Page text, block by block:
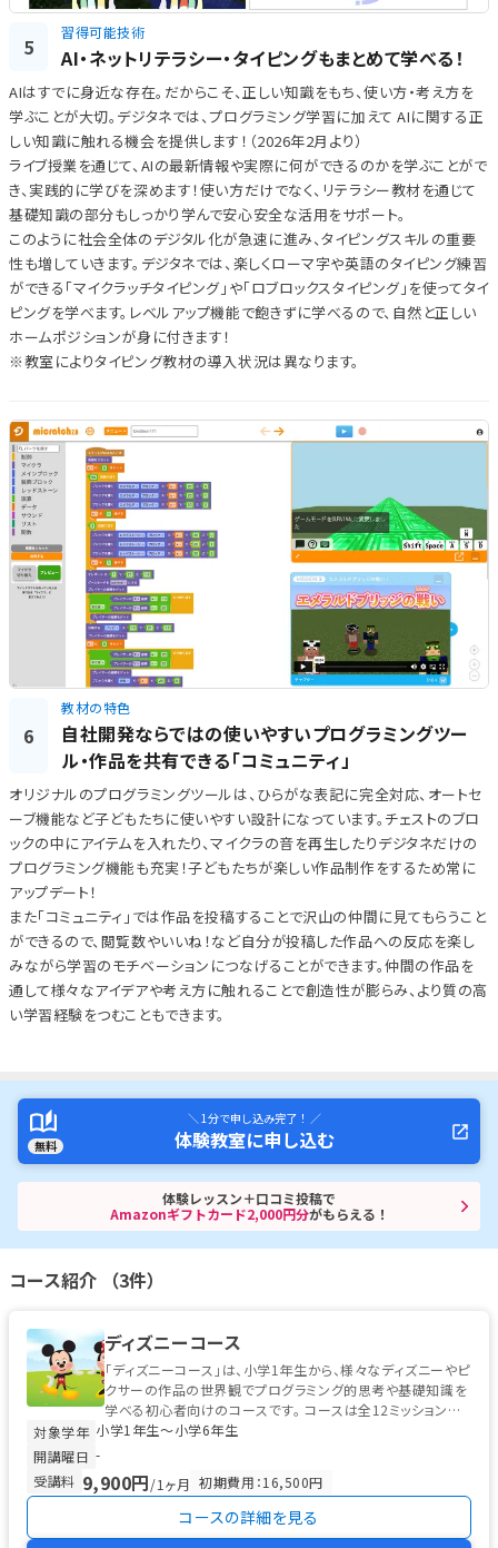
5
習得可能技術
AI・ネットリテラシー・タイピングもまとめて学べる！
AIはすでに身近な存在。だからこそ、正しい知識をもち、使い方・考え方を
学ぶことが大切。デジタネでは、プログラミング学習に加えて AIに関する正
しい知識に触れる機会を提供します！（2026年2月より）
ライブ授業を通じて、AIの最新情報や実際に何ができるのかを学ぶことがで
き、実践的に学びを深めます！使い方だけでなく、リテラシー教材を通じて
基礎知識の部分もしっかり学んで安心安全な活用をサポート。
このように社会全体のデジタル化が急速に進み、タイピングスキルの重要
性も増していきます。デジタネでは、楽しくローマ字や英語のタイピング練習
ができる「マイクラッチタイピング」や「ロブロックスタイピング」を使ってタイ
ピングを学べます。レベルアップ機能で飽きずに学べるので、自然と正しい
ホームポジションが身に付きます！
※教室によりタイピング教材の導入状況は異なります。
6
教材の特色
自社開発ならではの使いやすいプログラミングツー
ル・作品を共有できる「コミュニティ」
オリジナルのプログラミングツールは、ひらがな表記に完全対応、オートセ
ーブ機能など子どもたちに使いやすい設計になっています。チェストのブロ
ックの中にアイテムを入れたり、マイクラの音を再生したりデジタネだけの
プログラミング機能も充実！子どもたちが楽しい作品制作をするため常に
アップデート！
また「コミュニティ」では作品を投稿することで沢山の仲間に見てもらうこと
ができるので、閲覧数やいいね！など自分が投稿した作品への反応を楽し
みながら学習のモチベーションにつなげることができます。仲間の作品を
通して様々なアイデアや考え方に触れることで創造性が膨らみ、より質の高
い学習経験をつむこともできます。
無料
＼ 1分で申し込み完了！ ／
体験教室に申し込む
体験レッスン＋口コミ投稿で
Amazonギフトカード2,000円分がもらえる！
コース紹介 （3件）
ディズニーコース
「ディズニーコース」は、小学1年生から、様々なディズニーやピ
クサーの作品の世界観でプログラミング的思考や基礎知識を
学べる初心者向けのコースです。 コースは全12ミッションで
構成され、ミッキーマ...
対象学年 小学1年生〜小学6年生
開講曜日 -
受講料 9,900円/1ヶ月 初期費用：16,500円
コースの詳細を見る